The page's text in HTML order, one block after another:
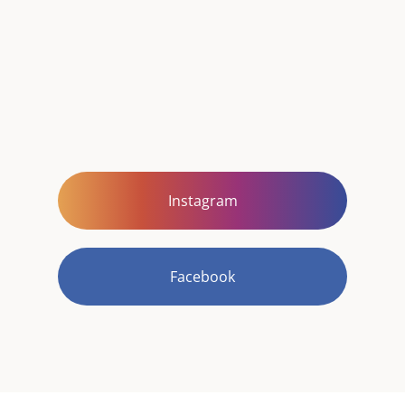
Instagram
Facebook